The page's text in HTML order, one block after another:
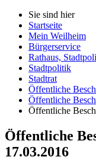
Sie sind hier
Startseite
Mein Weilheim
Bürgerservice
Rathaus,
Stadtpolitik
Stadtrat
Öffentliche
Öffentliche
Öffentliche
Öffentliche
17.03.2016